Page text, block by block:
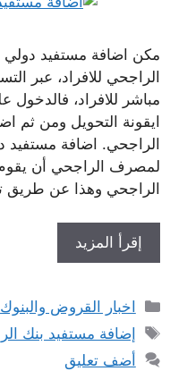
مكن اضافة مستفيد دولي
الراجحي للافراد، عبر
مباشر للافراد، فالدخول
ايقونة التحويل ومن ثم
الراجحي. اضافة مستفيد
لمصرف الراجحي أن
الراجحي وهذا عن
إقرأ المزيد
التصنيفات
اخبار القروض والبنوك
الوسوم
إضافة مستفيد بنك
أضف تعليق